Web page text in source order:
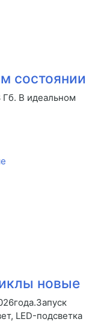
состоянии
Гб. В идеальном
новые
LED-подсветка